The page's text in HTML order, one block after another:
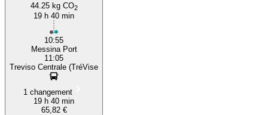
44.25 kg CO2
19 h 40 min
10:55
Messina Port
11:05
Treviso Centrale (TréVise
1 changement
19 h 40 min
65,82 €